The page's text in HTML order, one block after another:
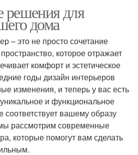
для
дома
– это не просто сочетание
которое отражает
комфорт и эстетическое
годы дизайн интерьеров
изменения, и теперь у вас есть
и функциональное
соответствует вашему образу
рассмотрим современные
которые помогут вам сделать